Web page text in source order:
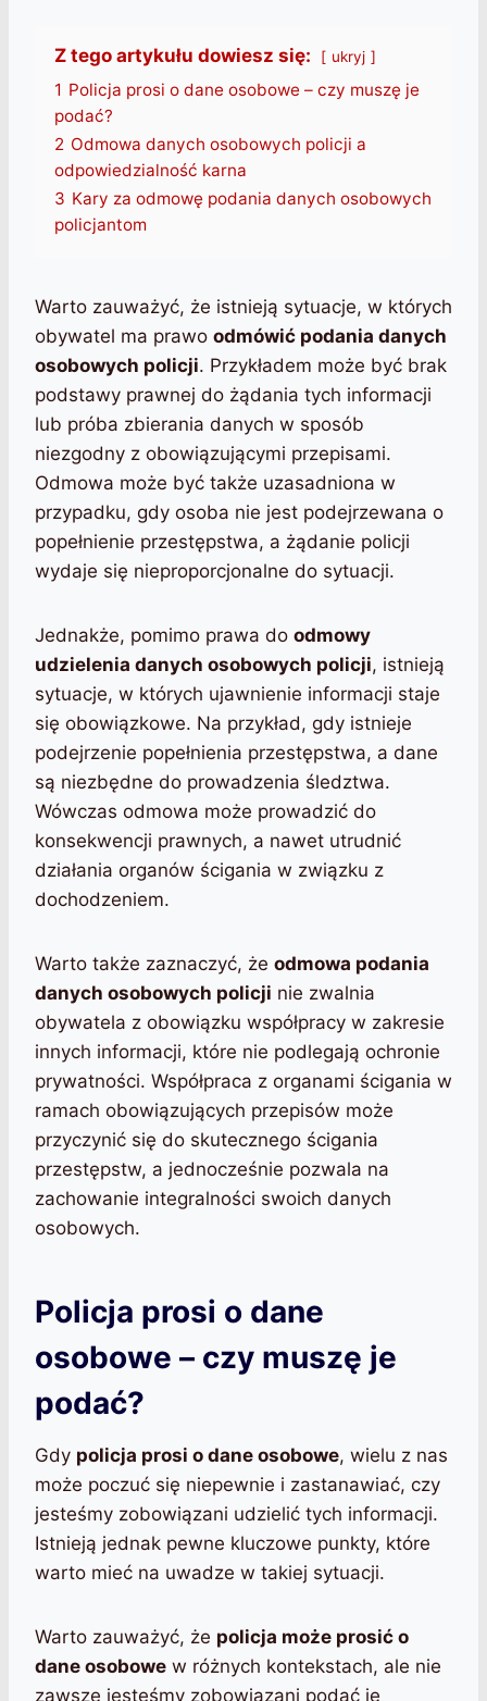
Z tego artykułu dowiesz się: ukryj
1 Policja prosi o dane osobowe – czy muszę je
podać?
2 Odmowa danych osobowych policji a
odpowiedzialność karna
3 Kary za odmowę podania danych osobowych
policjantom
Warto zauważyć, że istnieją sytuacje, w których
obywatel ma prawo odmówić podania danych
osobowych policji. Przykładem może być brak
podstawy prawnej do żądania tych informacji
lub próba zbierania danych w sposób
niezgodny z obowiązującymi przepisami.
Odmowa może być także uzasadniona w
przypadku, gdy osoba nie jest podejrzewana o
popełnienie przestępstwa, a żądanie policji
wydaje się nieproporcjonalne do sytuacji.
Jednakże, pomimo prawa do odmowy
udzielenia danych osobowych policji, istnieją
sytuacje, w których ujawnienie informacji staje
się obowiązkowe. Na przykład, gdy istnieje
podejrzenie popełnienia przestępstwa, a dane
są niezbędne do prowadzenia śledztwa.
Wówczas odmowa może prowadzić do
konsekwencji prawnych, a nawet utrudnić
działania organów ścigania w związku z
dochodzeniem.
Warto także zaznaczyć, że odmowa podania
danych osobowych policji nie zwalnia
obywatela z obowiązku współpracy w zakresie
innych informacji, które nie podlegają ochronie
prywatności. Współpraca z organami ścigania w
ramach obowiązujących przepisów może
przyczynić się do skutecznego ścigania
przestępstw, a jednocześnie pozwala na
zachowanie integralności swoich danych
osobowych.
Policja prosi o dane
osobowe – czy muszę je
podać?
Gdy policja prosi o dane osobowe, wielu z nas
może poczuć się niepewnie i zastanawiać, czy
jesteśmy zobowiązani udzielić tych informacji.
Istnieją jednak pewne kluczowe punkty, które
warto mieć na uwadze w takiej sytuacji.
Warto zauważyć, że policja może prosić o
dane osobowe w różnych kontekstach, ale nie
zawsze jesteśmy zobowiązani podać je